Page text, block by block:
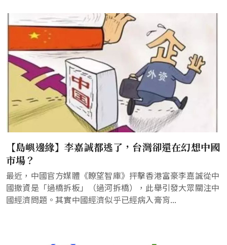
【島嶼邊緣】李嘉誠都逃了，台灣卻還在幻想中國
市場？
最近，中國官方媒體《瞭望智庫》抨擊香港富豪李嘉誠從中
國撤資是「過橋拆板」（過河拆橋），此舉引發大眾關注中
國經濟問題。其實中國經濟似乎已經病入膏肓...